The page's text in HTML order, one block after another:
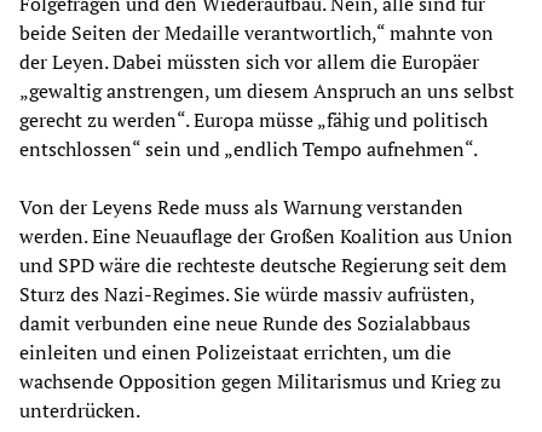
beide Seiten der Medaille verantwortlich,“ mahnte von
der Leyen. Dabei müssten sich vor allem die Europäer
„gewaltig anstrengen, um diesem Anspruch an uns selbst
gerecht zu werden“. Europa müsse „fähig und politisch
entschlossen“ sein und „endlich Tempo aufnehmen“.
Von der Leyens Rede muss als Warnung verstanden
werden. Eine Neuauflage der Großen Koalition aus Union
und SPD wäre die rechteste deutsche Regierung seit dem
Sturz des Nazi-Regimes. Sie würde massiv aufrüsten,
damit verbunden eine neue Runde des Sozialabbaus
einleiten und einen Polizeistaat errichten, um die
wachsende Opposition gegen Militarismus und Krieg zu
unterdrücken.